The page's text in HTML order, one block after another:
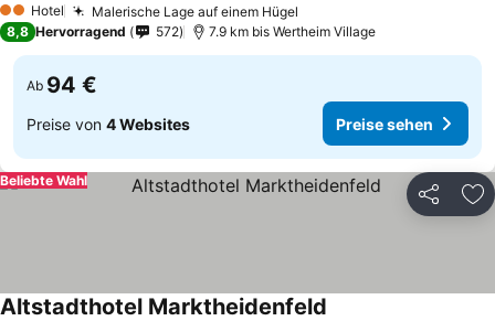
2 Sterne
Hotel Malerische Lage auf einem Hügel
8,8 Hervorragend 572 7.9 km bis Wertheim Village
Ab 94 €
Preise von 4 Websites Preise sehen
Teilen
Beliebte Wahl
Altstadthotel Marktheidenfeld